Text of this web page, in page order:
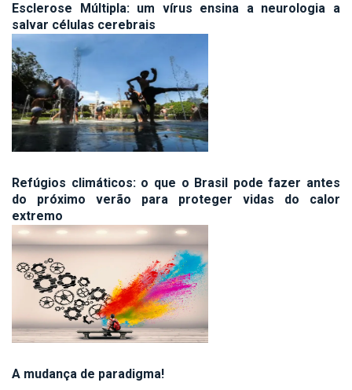
Esclerose Múltipla: um vírus ensina a neurologia a
salvar células cerebrais
Refúgios climáticos: o que o Brasil pode fazer antes
do próximo verão para proteger vidas do calor
extremo
A mudança de paradigma!